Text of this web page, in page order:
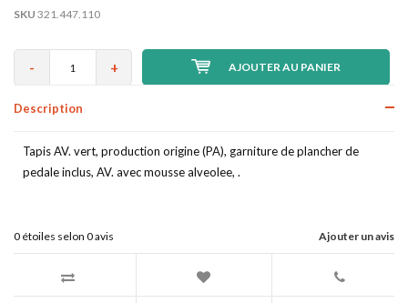
SKU 321.447.110
- + AJOUTER AU PANIER
Description
Tapis AV. vert, production origine (PA), garniture de plancher de
pedale inclus, AV. avec mousse alveolee, .
Ajouter un avis
0 étoiles selon 0avis